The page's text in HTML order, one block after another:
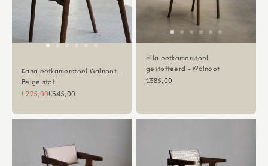
Kana eetkamerstoel Walnoot -
Beige stof
Aanbiedingsprijs
€295,00Normale prijs
€345,00
Ella eetkamerstoel
gestoffeerd - Walnoot
Aanbiedingsprijs
€385,00